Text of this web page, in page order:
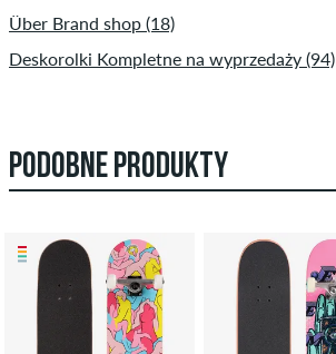
Über Brand shop (18)
Deskorolki Kompletne na wyprzedaży (94)
PODOBNE PRODUKTY